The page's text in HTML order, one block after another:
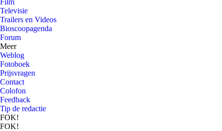
Film
Televisie
Trailers en Videos
Bioscoopagenda
Forum
Meer
Weblog
Fotoboek
Prijsvragen
Contact
Colofon
Feedback
Tip de redactie
FOK!
FOK!